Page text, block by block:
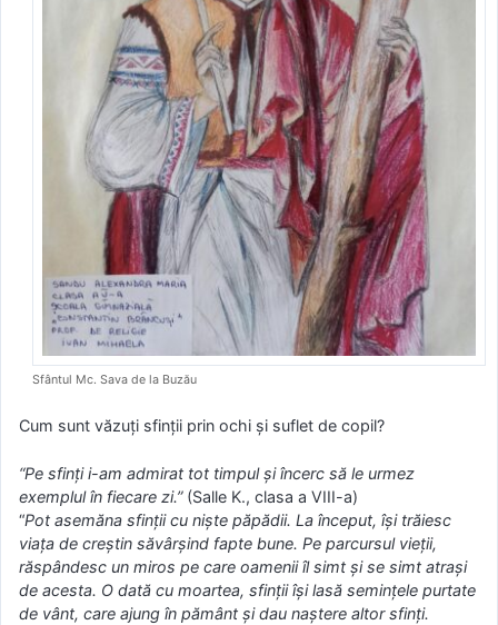
Sfântul Mc. Sava de la Buzău
Cum sunt văzuţi sfinţii prin ochi şi suflet de copil?
“Pe sfinţi i-am admirat tot timpul şi încerc să le urmez
exemplul în fiecare zi.”(Salle K., clasa a VIII-a)
“Pot asemăna sfinţii cu nişte păpădii. La început, îşi trăiesc
viaţa de creştin săvârşind fapte bune. Pe parcursul vieţii,
răspândesc un miros pe care oamenii îl simt şi se simt atraşi
de acesta. O dată cu moartea, sfinţii îşi lasă seminţele purtate
de vânt, care ajung în pământ şi dau naştere altor sfinţi.